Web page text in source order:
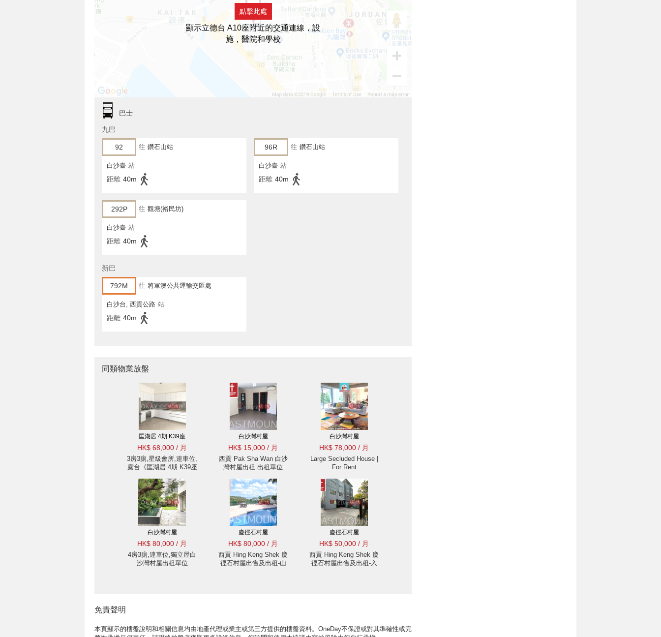
點擊此處
顯示立德台 A10座附近的交通連線，設
施，醫院和學校
巴士
九巴
92 往 鑽石山站
白沙臺 站
距離 40m
96R 往 鑽石山站
白沙臺 站
距離 40m
292P 往 觀塘(裕民坊)
白沙臺 站
距離 40m
新巴
792M 往 將軍澳公共運輸交匯處
白沙台, 西貢公路 站
距離 40m
同類物業放盤
匡湖居 4期 K39座
HK$ 68,000 / 月
3房3廁,星級會所,連車位,
露台《匡湖居 4期 K39座
白沙灣村屋
HK$ 15,000 / 月
西貢 Pak Sha Wan 白沙
灣村屋出租 出租單位
白沙灣村屋
HK$ 78,000 / 月
Large Secluded House |
For Rent
白沙灣村屋
HK$ 80,000 / 月
4房3廁,連車位,獨立屋白
沙灣村屋出租單位
慶徑石村屋
HK$ 80,000 / 月
西貢 Hing Keng Shek 慶
徑石村屋出售及出租-山
慶徑石村屋
HK$ 50,000 / 月
西貢 Hing Keng Shek 慶
徑石村屋出售及出租-入
免責聲明
本頁顯示的樓盤說明和相關信息均由地產代理或業主或第三方提供的樓盤資料。OneDay不保證或對其準確性或完